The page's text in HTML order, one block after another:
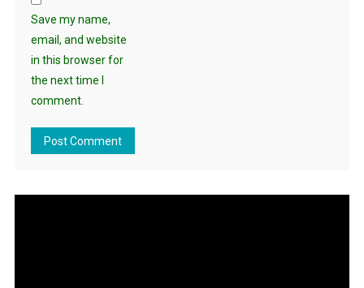
Save my name,
email, and website
in this browser for
the next time I
comment.